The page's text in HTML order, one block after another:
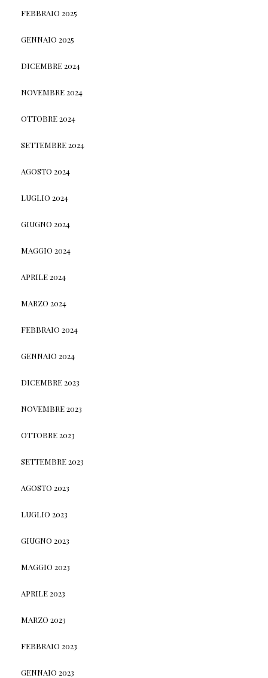
FEBBRAIO 2025
GENNAIO 2025
DICEMBRE 2024
NOVEMBRE 2024
OTTOBRE 2024
SETTEMBRE 2024
AGOSTO 2024
LUGLIO 2024
GIUGNO 2024
MAGGIO 2024
APRILE 2024
MARZO 2024
FEBBRAIO 2024
GENNAIO 2024
DICEMBRE 2023
NOVEMBRE 2023
OTTOBRE 2023
SETTEMBRE 2023
AGOSTO 2023
LUGLIO 2023
GIUGNO 2023
MAGGIO 2023
APRILE 2023
MARZO 2023
FEBBRAIO 2023
GENNAIO 2023